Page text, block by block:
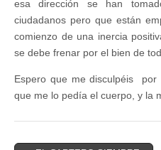
esa dirección se han
ciudadanos pero que están
comienzo de una inercia
se debe frenar por el bien de
Espero que me disculpéis
que me lo pedía el cuerpo, y la